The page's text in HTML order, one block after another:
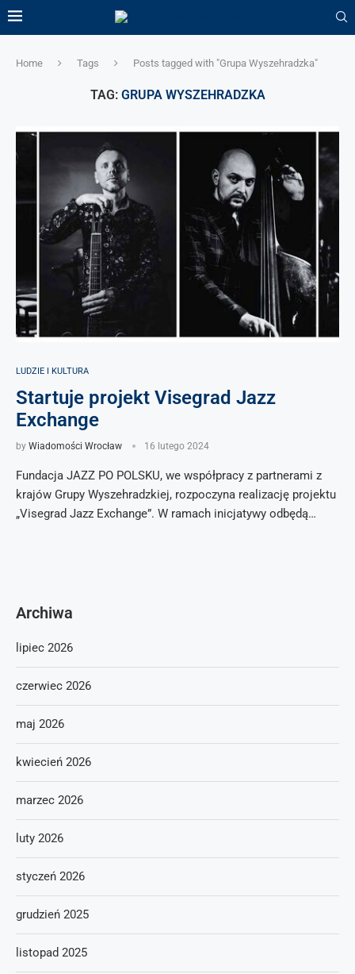
Home Tags Posts tagged with "Grupa Wyszehradzka"
TAG: GRUPA WYSZEHRADZKA
LUDZIE I KULTURA
Startuje projekt Visegrad Jazz
Exchange
by Wiadomości Wrocław 16 lutego 2024
Fundacja JAZZ PO POLSKU, we współpracy z partnerami z
krajów Grupy Wyszehradzkiej, rozpoczyna realizację projektu
„Visegrad Jazz Exchange”. W ramach inicjatywy odbędą…
Archiwa
lipiec 2026
czerwiec 2026
maj 2026
kwiecień 2026
marzec 2026
luty 2026
styczeń 2026
grudzień 2025
listopad 2025